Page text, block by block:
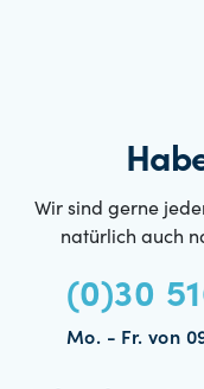
Wir sind gerne
natürlich auch
(0)30
Mo. - Fr. von